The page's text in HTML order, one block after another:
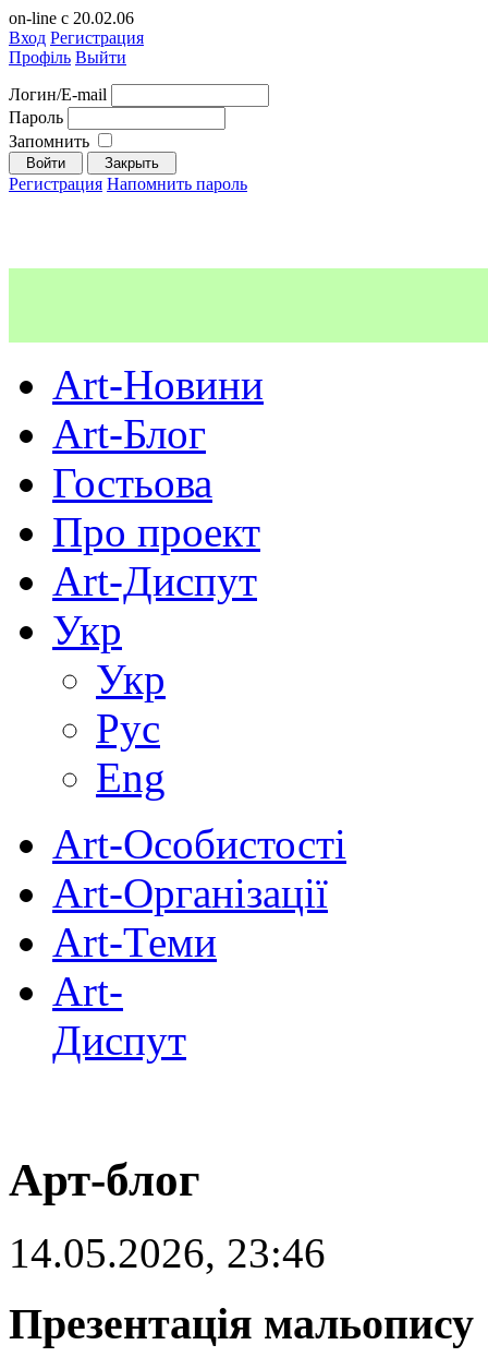
on-line с 20.02.06
Вход Регистрация
Профіль Выйти
Логин/E-mail
Пароль
Запомнить
Регистрация Напомнить пароль
Art-Новини
Art-Блог
Гостьова
Про проект
Art-Диспут
Укр
Укр
Рус
Eng
Art-Особистості
Art-Організації
Art-Теми
Art-
Диспут
Арт-блог
14.05.2026, 23:46
Презентація